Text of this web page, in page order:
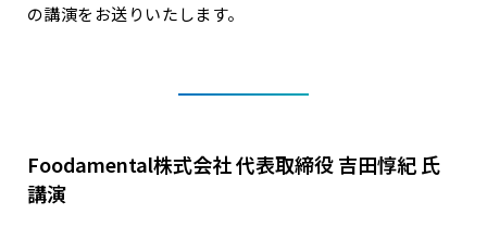
の講演をお送りいたします。
Foodamental株式会社 代表取締役 吉田惇紀 氏
講演